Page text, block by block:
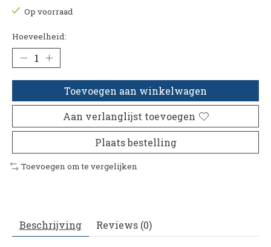
Op voorraad
Hoeveelheid:
Toevoegen aan winkelwagen
Aan verlanglijst toevoegen
Plaats bestelling
Toevoegen om te vergelijken
Beschrijving Reviews (0)